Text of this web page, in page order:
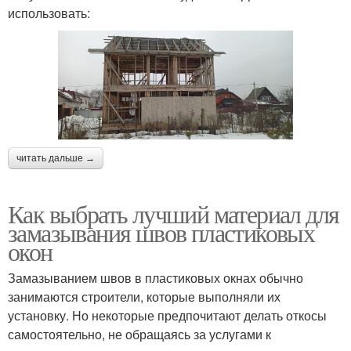
использовать:
читать дальше →
Как выбрать лучший материал для
замазывания швов пластиковых
окон
Замазыванием швов в пластиковых окнах обычно
занимаются строители, которые выполняли их
установку. Но некоторые предпочитают делать откосы
самостоятельно, не обращаясь за услугами к